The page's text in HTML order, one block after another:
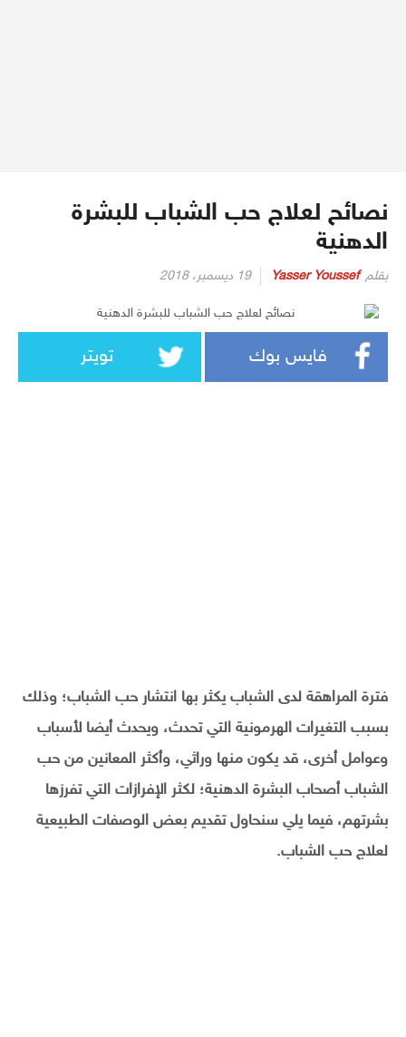
نصائح لعلاج حب الشباب للبشرة
الدهنية
بقلم Yasser Youssef 19 ديسمبر، 2018
فايس بوك تويتر
فترة المراهقة لدى الشباب يكثر بها انتشار حب الشباب؛ وذلك
بسبب التغيرات الهرمونية التي تحدث، ويحدث أيضا لأسباب
وعوامل أخرى، قد يكون منها وراثي، وأكثر المعانين من حب
الشباب أصحاب البشرة الدهنية؛ لكثر الإفرازات التي تفرزها
بشرتهم، فيما يلي سنحاول تقديم بعض الوصفات الطبيعية
لعلاج حب الشباب.